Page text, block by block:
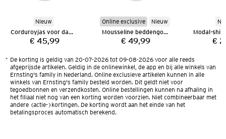
Nieuw
Corduroyjas voor dames
Prijs:
€ 45,99
Online exclusive
Nieuw
Mousseline beddengoed 135 x 200 cm
Prijs:
€ 49,99
Modal-
€
* De korting is geldig van 20-07-2026 tot 09-08-2026 voor alle reeds
afgeprijsde artikelen. Geldig in de onlinewinkel, de app en bij alle winkels van
Ernsting's family in Nederland. Online exclusieve artikelen kunnen in alle
winkels van Ernsting's family besteld worden. Dit geldt niet voor
tegoedbonnen en verzendkosten. Online bestellingen kunnen na afhaling in
het filiaal niet nog van een korting worden voorzien. Niet combineerbaar met
andere (actie-)kortingen. De korting wordt aan het einde van het
betalingsproces automatisch berekend.